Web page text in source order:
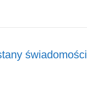
świadomości